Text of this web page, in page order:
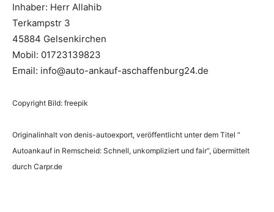
Inhaber: Herr Allahib
Terkampstr 3
45884 Gelsenkirchen
Mobil: 01723139823
Email: info@auto-ankauf-aschaffenburg24.de
Copyright Bild: freepik
Originalinhalt von denis-autoexport, veröffentlicht unter dem Titel “
Autoankauf in Remscheid: Schnell, unkompliziert und fair“, übermittelt
durch Carpr.de